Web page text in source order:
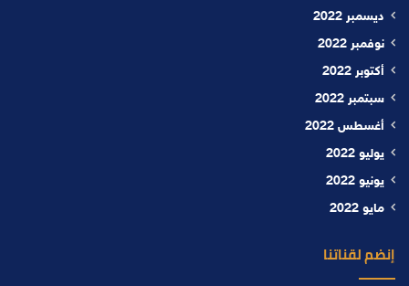
ديسمبر 2022
نوفمبر 2022
أكتوبر 2022
سبتمبر 2022
أغسطس 2022
يوليو 2022
يونيو 2022
مايو 2022
إنضم لقناتنا